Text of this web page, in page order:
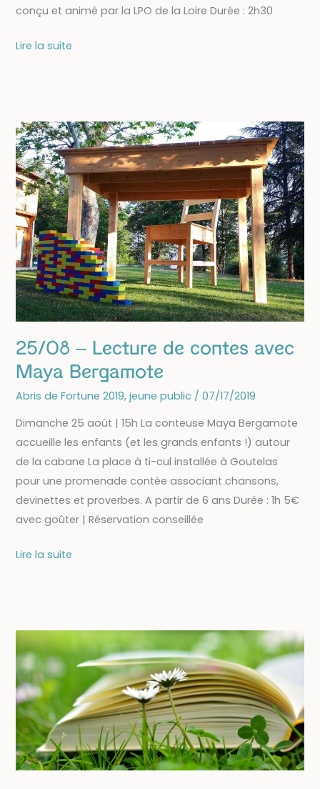
conçu et animé par la LPO de la Loire Durée : 2h30
18/09
et
petites
bêtes »
Lire la suite
25/08 – Lecture de contes avec
Maya Bergamote
Abris de Fortune 2019, jeune public / 07/17/2019
Dimanche 25 août | 15h La conteuse Maya Bergamote
accueille les enfants (et les grands enfants !) autour
de la cabane La place à ti-cul installée à Goutelas
pour une promenade contée associant chansons,
devinettes et proverbes. A partir de 6 ans Durée : 1h 5€
avec goûter | Réservation conseillée
25/08
contes
avec
Maya
Bergamote
Lire la suite